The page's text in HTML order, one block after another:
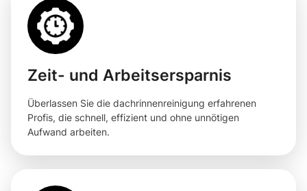
Zeit- und Arbeitsersparnis
Überlassen Sie die dachrinnenreinigung erfahrenen
Profis, die schnell, effizient und ohne unnötigen
Aufwand arbeiten.